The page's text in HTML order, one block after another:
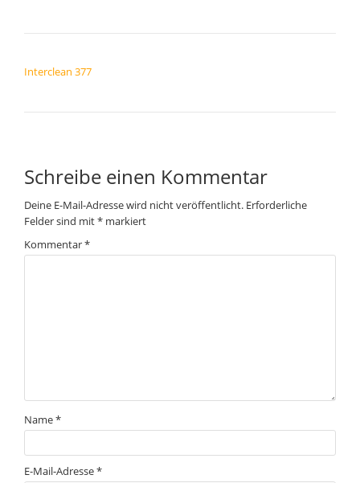
Interclean 377
Schreibe einen Kommentar
Deine E-Mail-Adresse wird nicht veröffentlicht. Erforderliche
Felder sind mit* markiert
Kommentar*
Name*
E-Mail-Adresse*